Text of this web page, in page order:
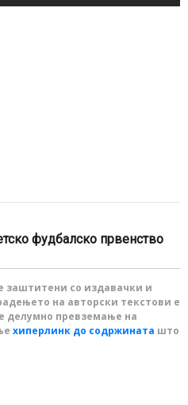
фудбалско првенство
заштитени со издавачки и
на авторски текстови е
делумно превземање на
хиперлинк до содржината што